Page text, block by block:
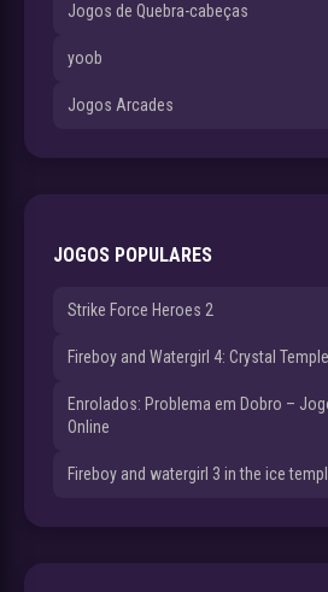
Jogos de Quebra-cabeças
yoob
Jogos Arcades
JOGOS POPULARES
Strike Force Heroes 2
Fireboy and Watergirl 4: Crystal Temple
Enrolados: Problema em Dobro –
Online
Fireboy and watergirl 3 in the ice